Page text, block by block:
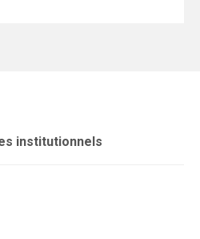
institutionnels